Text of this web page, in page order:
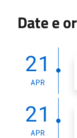
Date e
21
APR
21
APR